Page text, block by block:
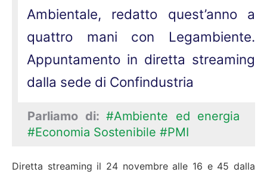
Ambientale, redatto quest’anno a
quattro mani con Legambiente.
Appuntamento in diretta streaming
dalla sede di Confindustria
Parliamo di: #Ambiente ed energia
#Economia Sostenibile #PMI
Diretta streaming il 24 novembre alle 16 e 45 dalla